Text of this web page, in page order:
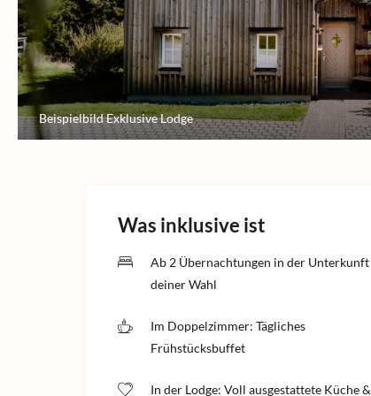
Beispielbild Exklusive Lodge
Was inklusive ist
Ab 2 Übernachtungen in der Unterkunft
deiner Wahl
Im Doppelzimmer: Tägliches
Frühstücksbuffet
In der Lodge: Voll ausgestattete Küche &